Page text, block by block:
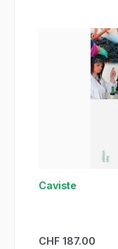
Caviste
Regulärer Preis:
CHF 187.00